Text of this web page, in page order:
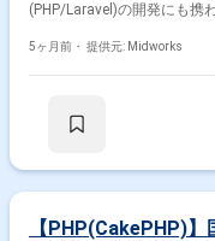
(PHP/Laravel)の開発にも携
業内容】 ・Vue.js、JavaScript、HTML、SCSSを用いたフロントエンド開
5ヶ月前・ 提供元: Midworks
【PHP(CakePHP)